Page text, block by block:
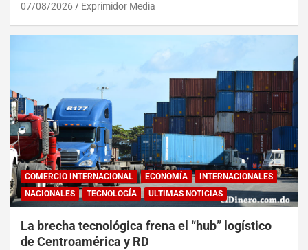
07/08/2026 Exprimidor Media
COMERCIO INTERNACIONAL ECONOMÍA
INTERNACIONALES
NACIONALES
TECNOLOGÍA ULTIMAS NOTICIAS
La brecha tecnológica frena el “hub” logístico
de Centroamérica y RD